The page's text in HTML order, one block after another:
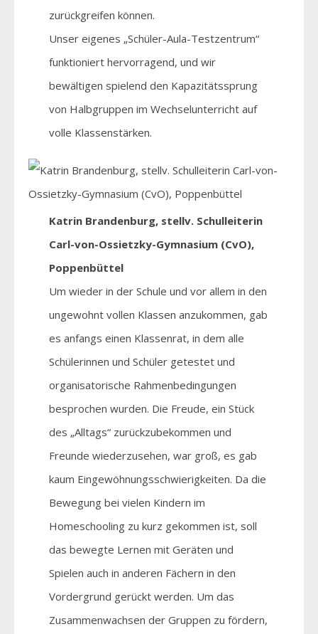
zurückgreifen können.
Unser eigenes „Schüler-Aula-Testzentrum“
funktioniert hervorragend, und wir
bewältigen spielend den Kapazitätssprung
von Halbgruppen im Wechselunterricht auf
volle Klassenstärken.
Katrin Brandenburg, stellv. Schulleiterin
Carl-von-Ossietzky-Gymnasium (CvO),
Poppenbüttel
Um wieder in der Schule und vor allem in den
ungewohnt vollen Klassen anzukommen, gab
es anfangs einen Klassenrat, in dem alle
Schülerinnen und Schüler getestet und
organisatorische Rahmenbedingungen
besprochen wurden. Die Freude, ein Stück
des „Alltags“ zurückzubekommen und
Freunde wiederzusehen, war groß, es gab
kaum Eingewöhnungsschwierigkeiten. Da die
Bewegung bei vielen Kindern im
Homeschooling zu kurz gekommen ist, soll
das bewegte Lernen mit Geräten und
Spielen auch in anderen Fächern in den
Vordergrund gerückt werden. Um das
Zusammenwachsen der Gruppen zu fördern,